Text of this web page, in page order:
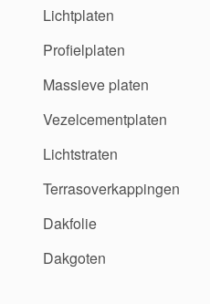
Lichtplaten
Profielplaten
Massieve platen
Vezelcementplaten
Lichtstraten
Terrasoverkappingen
Dakfolie
Dakgoten